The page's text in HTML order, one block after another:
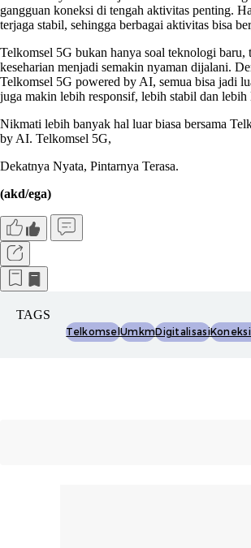
gangguan koneksi di tengah aktivitas penting.
terjaga stabil, sehingga berbagai aktivitas bisa
Telkomsel 5G bukan hanya soal teknologi baru,
keseharian menjadi semakin nyaman dijalani.
Telkomsel 5G powered by AI, semua bisa jadi
juga makin lebih responsif, lebih stabil dan lebih
Nikmati lebih banyak hal luar biasa bersama
by AI. Telkomsel 5G,
Dekatnya Nyata, Pintarnya Terasa.
(akd/ega)
TAGS
TelkomselUmkmDigitalisasi